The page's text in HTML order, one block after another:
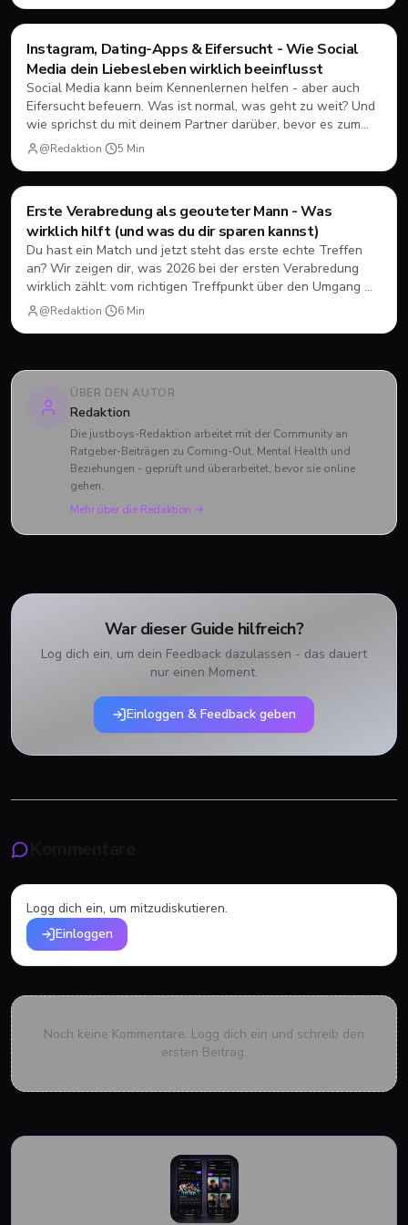
💘Dating
Instagram, Dating-Apps & Eifersucht - Wie Social
Media dein Liebesleben wirklich beeinflusst
Social Media kann beim Kennenlernen helfen - aber auch
Eifersucht befeuern. Was ist normal, was geht zu weit? Und
wie sprichst du mit deinem Partner darüber, bevor es zum
Problem wird?
@Redaktion· 5 Min
💘Dating
Erste Verabredung als geouteter Mann - Was
wirklich hilft (und was du dir sparen kannst)
Du hast ein Match und jetzt steht das erste echte Treffen
an? Wir zeigen dir, was 2026 bei der ersten Verabredung
wirklich zählt: vom richtigen Treffpunkt über den Umgang mit
Erwartungen bis zur Frage, wann es okay ist zu gehen.
@Redaktion· 6 Min
ÜBER DEN AUTOR
Redaktion
Die justboys-Redaktion arbeitet mit der Community an
Ratgeber-Beiträgen zu Coming-Out, Mental Health und
Beziehungen - geprüft und überarbeitet, bevor sie online
gehen.
Mehr über die Redaktion →
War dieser Guide hilfreich?
Log dich ein, um dein Feedback dazulassen - das dauert
nur einen Moment.
Einloggen & Feedback geben
Logg dich ein, um mitzudiskutieren.
Einloggen
Noch keine Kommentare. Logg dich ein und schreib den
ersten Beitrag.